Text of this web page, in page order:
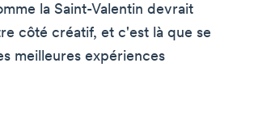
la Saint-Valentin devrait
côté créatif, et c'est là que se
meilleures expériences